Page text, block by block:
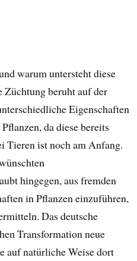
warum untersteht diese
Züchtung beruht auf der
Eigenschaften
da diese bereits
Tieren ist noch am Anfang.
hingegen, aus fremden
in Pflanzen einzuführen,
Das deutsche
Transformation neue
auf natürliche Weise dort